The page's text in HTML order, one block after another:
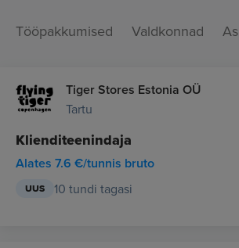
Tööpakkumised Valdkonnad
Tiger Stores Estonia OÜ
Tartu
Klienditeenindaja
Alates 7.6 €/tunnis bruto
UUS 10 tundi tagasi